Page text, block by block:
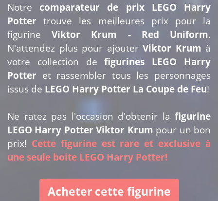
Notre comparateur de prix LEGO Harry
Potter trouve les meilleures prix pour la
figurineViktor Krum - Red Uniform.
N'attendez plus pour ajouter Viktor Krum à
votre collection defigurines LEGO Harry
Potter et rassembler tous les personnages
issus de LEGO Harry Potter La Coupe de Feu!
Ne ratez pas l'occasion d'obtenir la figurine
LEGO Harry Potter Viktor Krum pour un bon
prix! Cette figurine est rare et exclusive à
une seule boite LEGO Harry Potter!
Acheter cette figurine